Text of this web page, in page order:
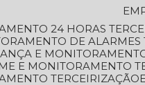
24 HORAS
DE ALARMES
E
E MONITORAMENTO
TERCEIRIZAÇÃO